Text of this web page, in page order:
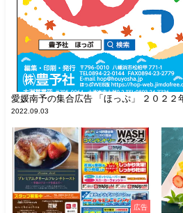
愛媛南予の集合広告 「ほっぷ」 ２０２２
2022.09.03
広告